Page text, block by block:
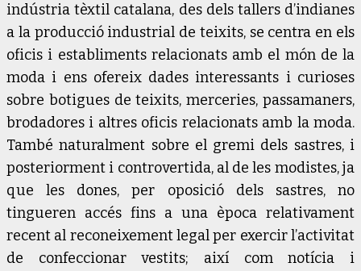
indústria tèxtil catalana, des dels tallers d’indianes
a la producció industrial de teixits, se centra en els
oficis i establiments relacionats amb el món de la
moda i ens ofereix dades interessants i curioses
sobre botigues de teixits, merceries, passamaners,
brodadores i altres oficis relacionats amb la moda.
També naturalment sobre el gremi dels sastres, i
posteriorment i controvertida, al de les modistes, ja
que les dones, per oposició dels sastres, no
tingueren accés fins a una època relativament
recent al reconeixement legal per exercir l’activitat
de confeccionar vestits; així com notícia i